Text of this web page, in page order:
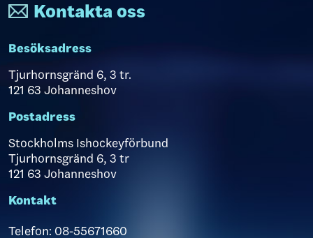
Kontakta oss
Besöksadress
Tjurhornsgränd 6, 3 tr.
121 63 Johanneshov
Postadress
Stockholms Ishockeyförbund
Tjurhornsgränd 6, 3 tr
121 63 Johanneshov
Kontakt
Telefon: 08-55671660